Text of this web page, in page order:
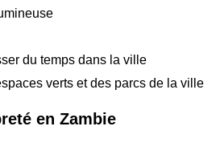
du temps dans la ville
verts et des parcs de la ville
en Zambie